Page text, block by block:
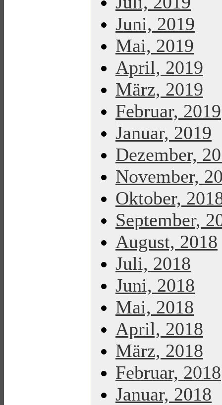
Juni, 2019
Mai, 2019
April, 2019
März, 2019
Februar, 2019
Januar, 2019
Dezember,
November,
Oktober,
September,
August, 2018
Juli, 2018
Juni, 2018
Mai, 2018
April, 2018
März, 2018
Februar, 2018
Januar, 2018